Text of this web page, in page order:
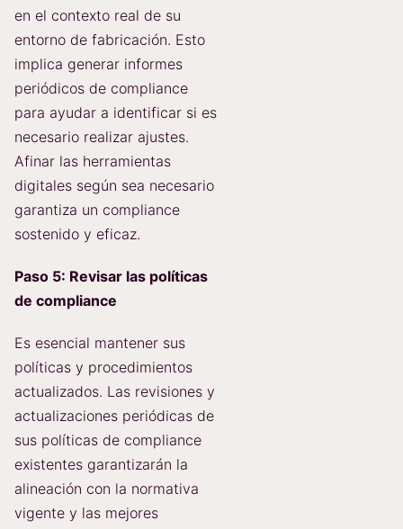
en el contexto real de su
entorno de fabricación. Esto
implica generar informes
periódicos de compliance
para ayudar a identificar si es
necesario realizar ajustes.
Afinar las herramientas
digitales según sea necesario
garantiza un compliance
sostenido y eficaz.
Paso 5: Revisar las políticas
de compliance
Es esencial mantener sus
políticas y procedimientos
actualizados. Las revisiones y
actualizaciones periódicas de
sus políticas de compliance
existentes garantizarán la
alineación con la normativa
vigente y las mejores